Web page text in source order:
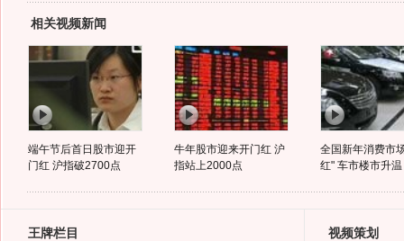
相关视频新闻
端午节后首日股市迎开
门红 沪指破2700点
牛年股市迎来开门红 沪
指站上2000点
全国新年消费市
红" 车市楼市升温
王牌栏目 视频策划